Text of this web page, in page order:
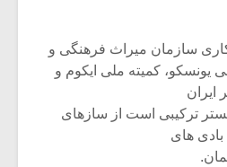
سازمان میراث فرهنگی و
کمیته ملی ایکوم و
ایران
ترکیبی است از سازهای
های